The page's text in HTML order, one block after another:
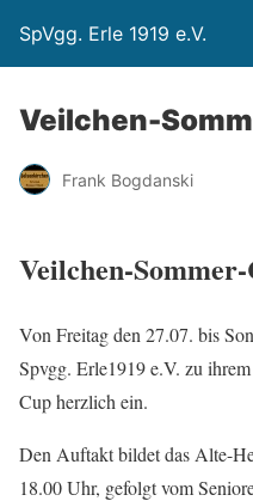
SpVgg. Erle 1919 e.V.
Veilchen-
Frank Bogdanski
Veilchen-
Von Freitag den 27.07. bis
Spvgg. Erle1919 e.V. zu
Cup herzlich ein.
Den Auftakt bildet das Alte-
18.00 Uhr, gefolgt vom